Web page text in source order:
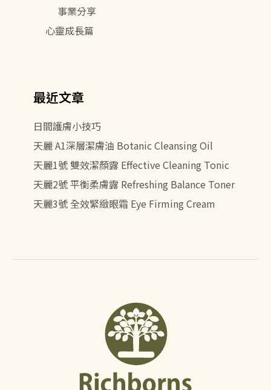
事業分享
心靈成長篇
最近文章
日間護膚小技巧
天麗 A1深層潔膚油 Botanic Cleansing Oil
天麗1號 雙效潔顏露 Effective Cleaning Tonic
天麗2號 平衡柔膚露 Refreshing Balance Toner
天麗3號 全效緊緻眼霜 Eye Firming Cream